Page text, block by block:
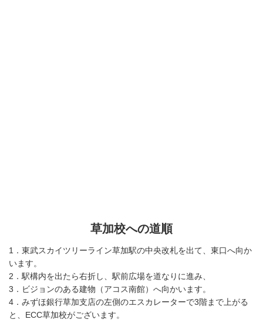
草加校への道順
1．東武スカイツリーライン草加駅の中央改札を出て、東口へ向か
います。
2．駅構内を出たら右折し、駅前広場を道なりに進み、
3．ビジョンのある建物（アコス南館）へ向かいます。
4．みずほ銀行草加支店の左側のエスカレーターで3階まで上がる
と、ECC草加校がございます。